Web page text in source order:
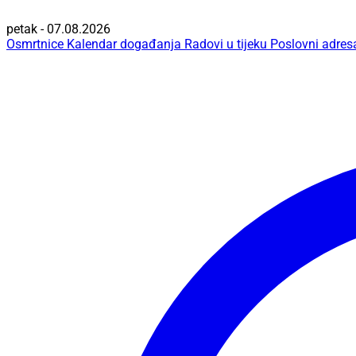
petak - 07.08.2026
Osmrtnice Kalendar događanja Radovi u tijeku Poslovni